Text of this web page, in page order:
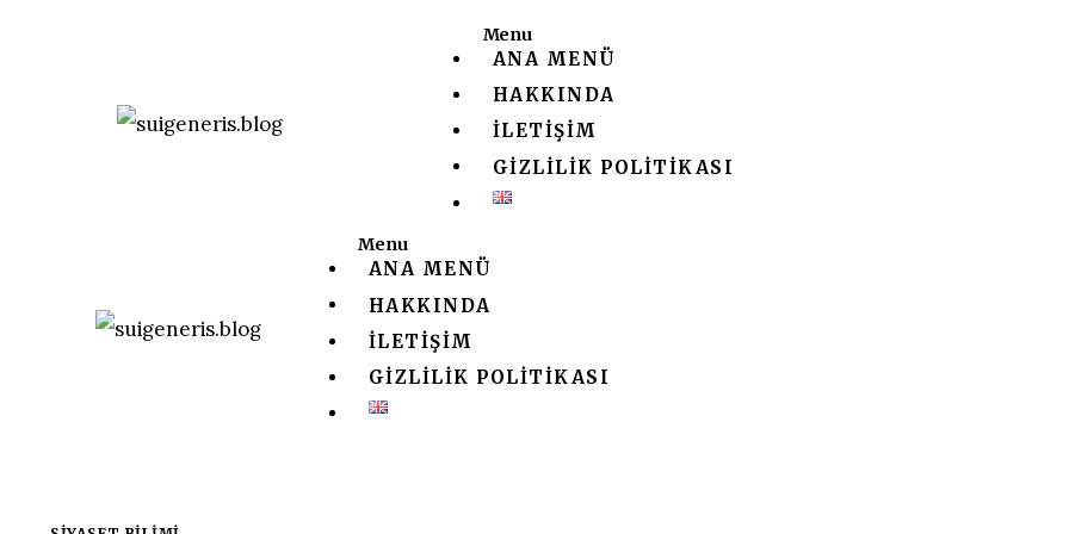
Menu
ANA MENÜ
HAKKINDA
İLETIŞIM
GIZLILIK POLITIKASI
Menu
ANA MENÜ
HAKKINDA
İLETIŞIM
GIZLILIK POLITIKASI